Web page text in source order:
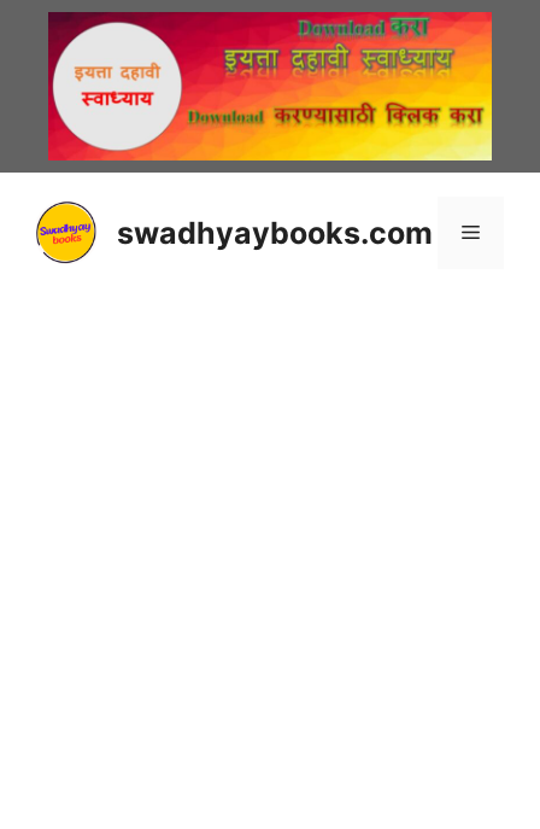
content
swadhyaybooks.com Menu